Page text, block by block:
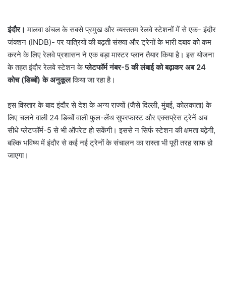
इंदौर। मालवा अंचल के सबसे प्रमुख और व्यस्ततम रेलवे स्टेशनों में से एक- इंदौर
जंक्शन (INDB)- पर यात्रियों की बढ़ती संख्या और ट्रेनों के भारी दबाव को कम
करने के लिए रेलवे प्रशासन ने एक बड़ा मास्टर प्लान तैयार किया है। इस योजना
के तहत इंदौर रेलवे स्टेशन केप्लेटफॉर्म नंबर-5 की लंबाई को बढ़ाकर अब 24
कोच (डिब्बों) के अनुकूलकिया जा रहा है।
इस विस्तार के बाद इंदौर से देश के अन्य राज्यों (जैसे दिल्ली, मुंबई, कोलकाता) के
लिए चलने वाली 24 डिब्बों वाली फुल-लेंथ सुपरफास्ट और एक्सप्रेस ट्रेनें अब
सीधे प्लेटफॉर्म-5 से भी ऑपरेट हो सकेंगी। इससे न सिर्फ स्टेशन की क्षमता बढ़ेगी,
बल्कि भविष्य में इंदौर से कई नई ट्रेनों के संचालन का रास्ता भी पूरी तरह साफ हो
जाएगा।